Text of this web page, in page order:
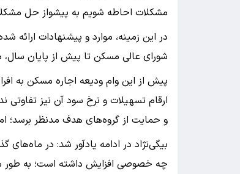
مشکلات احاطه شویم به پیشواز حل
در این زمینه، موارد و پیشنهادات
شورای عالی مسکن تا پیش از پایان
پیش از این وام ودیعه اجاره مسکن به
ارقام تسهیلات و نرخ سود آن نیز
و حمایت از گروه‌های هدف مدنظر برسد؛
بیگی‌نژاد در ادامه یادآور شد: در
چه خصوصی افزایش داشته است؛ به طور